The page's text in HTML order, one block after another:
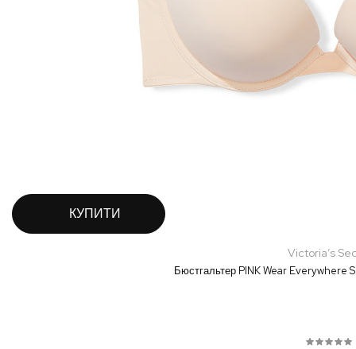
КУПИТИ
Victoria’s
Бюстгальтер PINK Wear Everywhere